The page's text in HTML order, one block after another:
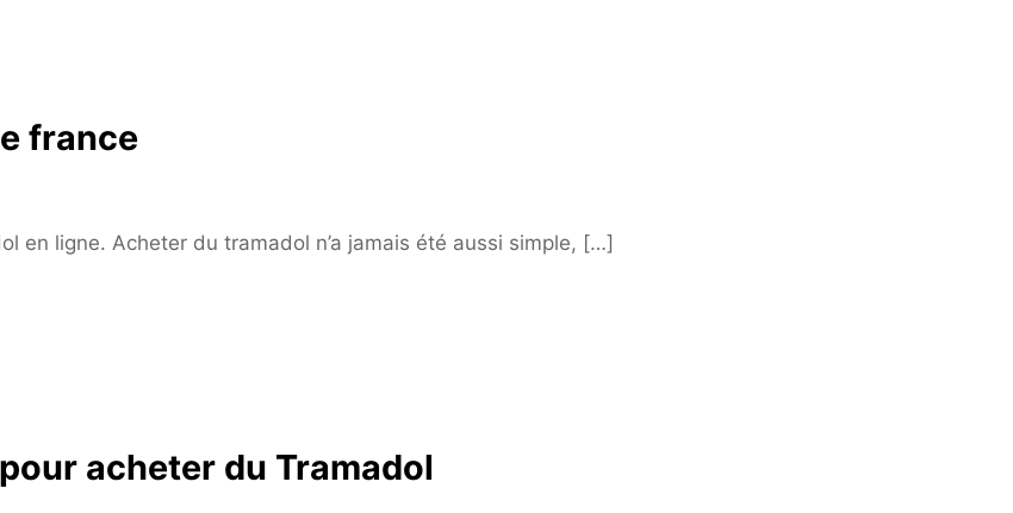
france
en ligne. Acheter du tramadol n’a jamais été aussi simple, […]
acheter du Tramadol